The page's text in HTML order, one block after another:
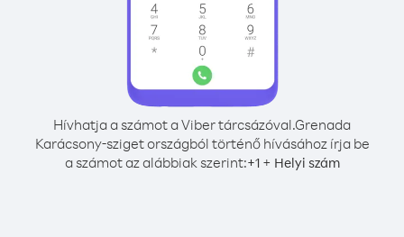
Hívhatja a számot a Viber tárcsázóval.Grenada
Karácsony-sziget országból történő hívásához írja be
a számot az alábbiak szerint:+1+ Helyi szám